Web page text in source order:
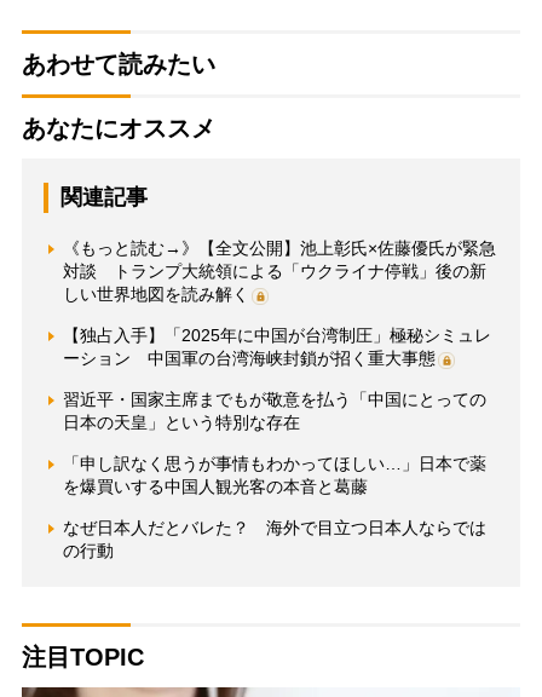
あわせて読みたい
あなたにオススメ
関連記事
《もっと読む→》【全文公開】池上彰氏×佐藤優氏が緊急
対談 トランプ大統領による「ウクライナ停戦」後の新
しい世界地図を読み解く
【独占入手】「2025年に中国が台湾制圧」極秘シミュレ
ーション 中国軍の台湾海峡封鎖が招く重大事態
習近平・国家主席までもが敬意を払う「中国にとっての
日本の天皇」という特別な存在
「申し訳なく思うが事情もわかってほしい…」日本で薬
を爆買いする中国人観光客の本音と葛藤
なぜ日本人だとバレた？ 海外で目立つ日本人ならでは
の行動
注目TOPIC